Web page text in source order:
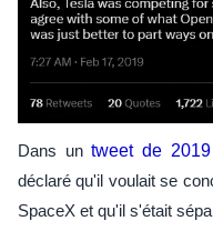
Dans untweet de 2019
déclaré qu'il voulait se
SpaceX et qu'il s'était